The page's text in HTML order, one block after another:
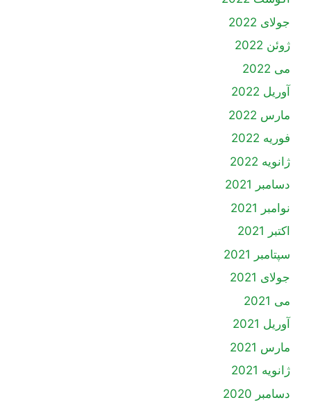
جولای 2022
ژوئن 2022
می 2022
آوریل 2022
مارس 2022
فوریه 2022
ژانویه 2022
دسامبر 2021
نوامبر 2021
اکتبر 2021
سپتامبر 2021
جولای 2021
می 2021
آوریل 2021
مارس 2021
ژانویه 2021
دسامبر 2020